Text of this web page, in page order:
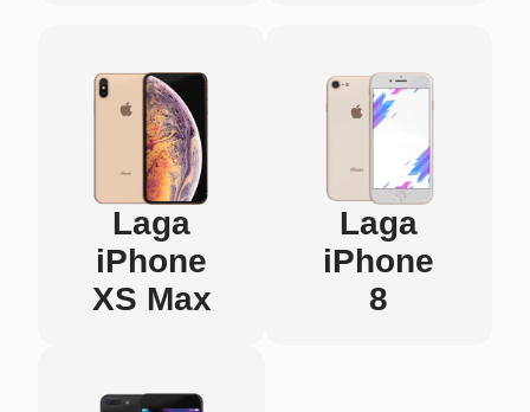
Laga
iPhone
XS Max
Laga
iPhone
8